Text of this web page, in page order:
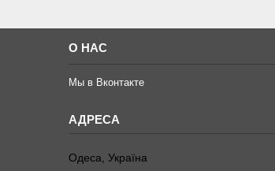
О НАС
Мы в Вконтакте
Одеса, Україна